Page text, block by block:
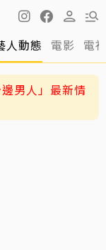
人動態 電影 電
男人」最新情